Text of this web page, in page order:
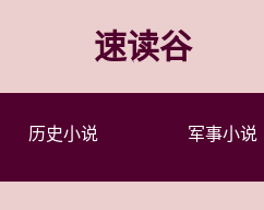
速读谷
历史小说 军事小说